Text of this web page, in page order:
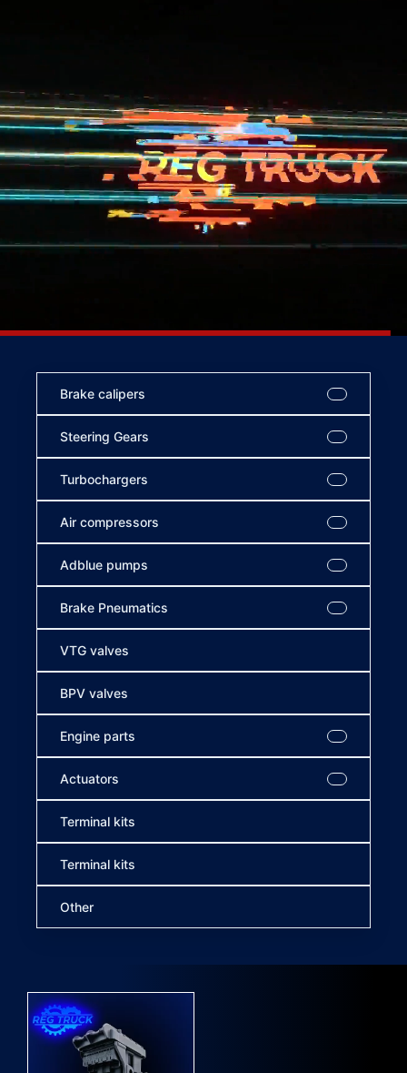
Brake calipers
Steering Gears
Turbochargers
Air compressors
Adblue pumps
Brake Pneumatics
VTG valves
BPV valves
Engine parts
Actuators
Terminal kits
Terminal kits
Other